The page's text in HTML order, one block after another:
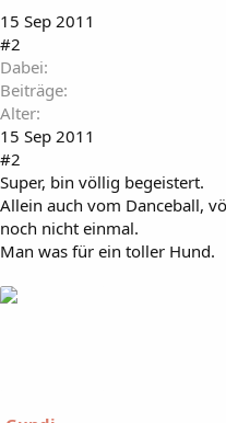
15 Sep 2011
#2
Dabei
Beiträge
Alter
15 Sep 2011
#2
Super, bin völlig begeistert.
Allein auch vom Danceball,
noch nicht einmal.
Man was für ein toller Hund.